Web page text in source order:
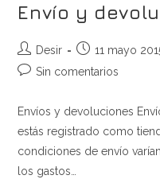
Envío y
Autor
de
Desir
Publicación
11 mayo
Comentarios
entrada:
Sin comentarios
Envíos y devoluciones
estás registrado como
condiciones de envío
los gastos…